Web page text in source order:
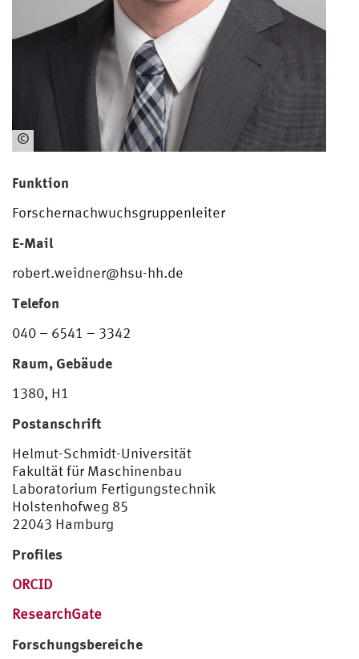
©
Carsten
Oberländer
Funktion
Forschernachwuchsgruppenleiter
E-Mail
robert.weidner@hsu-hh.de
Telefon
040 – 6541 – 3342
Raum, Gebäude
1380, H1
Postanschrift
Helmut-Schmidt-Universität
Fakultät für Maschinenbau
Laboratorium Fertigungstechnik
Holstenhofweg 85
22043 Hamburg
Profiles
ORCID
ResearchGate
Forschungsbereiche